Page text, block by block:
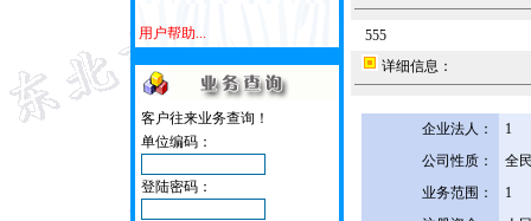
用户帮助...
客户往来业务查询！
单位编码：
登陆密码：
555
详细信息：
企业法人：
1
公司性质：
全
业务范围：
1